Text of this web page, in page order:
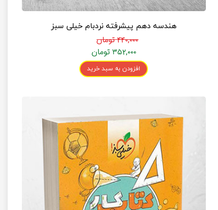
هندسه دهم پیشرفته نردبام خیلی سبز
۴۴۰,۰۰۰ تومان
۳۵۲,۰۰۰ تومان
افزودن به سبد خرید